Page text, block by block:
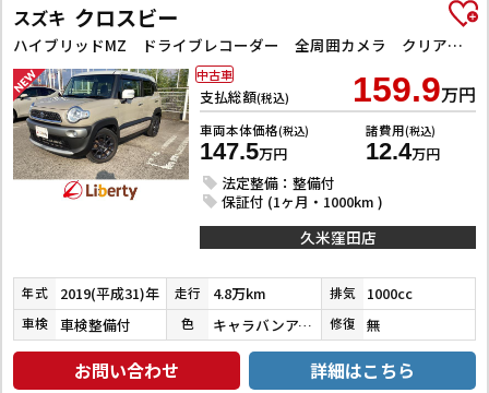
スズキ クロスビー
ハイブリッドMZ ドライブレコーダー 全周囲カメラ クリアランスソナー オートクルーズコントロール 衝突被害軽減システム ナビ TV LEDヘッドランプ アルミホイール スマートキー 電動格納ミラー シートヒーター
支払総額(税込) 159.9万円
車両本体価格(税込)
147.5万円
諸費用(税込)
12.4万円
法定整備：整備付
保証付 (1ヶ月・1000km )
中古車
久米窪田店
年式 2019(平成31)年 走行 4.8万km 排気 1000cc
車検 車検整備付 色 キャラバンアイボリーパールメタリック／ピュアホワイトパール 修復 無
お問い合わせ 詳細はこちら